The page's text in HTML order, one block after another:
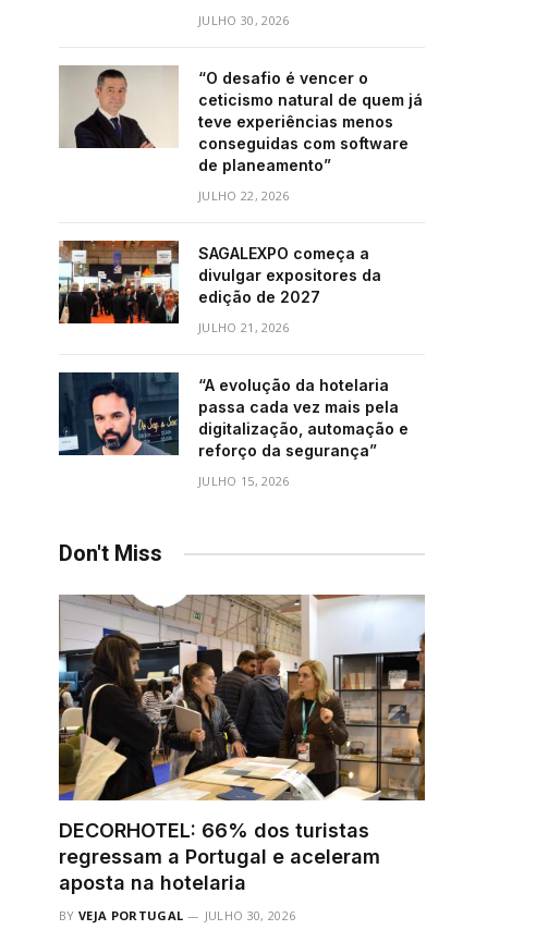
JULHO 30, 2026
“O desafio é vencer o
ceticismo natural de quem já
teve experiências menos
conseguidas com software
de planeamento”
JULHO 22, 2026
SAGALEXPO começa a
divulgar expositores da
edição de 2027
JULHO 21, 2026
“A evolução da hotelaria
passa cada vez mais pela
digitalização, automação e
reforço da segurança”
JULHO 15, 2026
Don't Miss
DECORHOTEL: 66% dos turistas
regressam a Portugal e aceleram
aposta na hotelaria
BY VEJA PORTUGAL JULHO 30, 2026